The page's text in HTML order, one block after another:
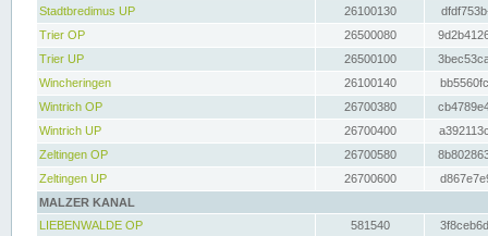
Stadtbredimus UP
26100130
Trier OP
26500080
Trier UP
26500100
Wincheringen
26100140
Wintrich OP
26700380
Wintrich UP
26700400
Zeltingen OP
26700580
Zeltingen UP
26700600
MALZER KANAL
LIEBENWALDE OP
581540